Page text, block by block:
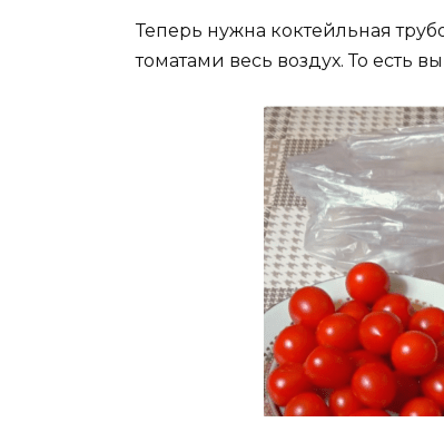
Теперь нужна коктейльная
томатами весь воздух. То есть